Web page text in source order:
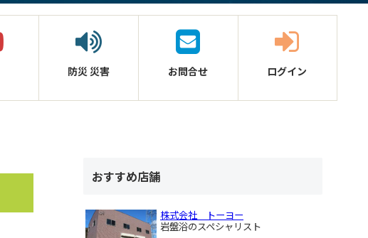
防災災害 お問合せ ログイン
おすすめ店舗
株式会社 トーヨー
岩盤浴のスペシャリスト